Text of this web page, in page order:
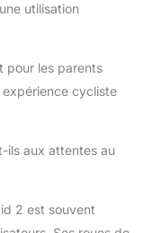
des roues
très tendance.
entre 33,4
le vélo à
de votre
utilisation
pour les parents
cycliste
ils aux attentes au
2 est souvent